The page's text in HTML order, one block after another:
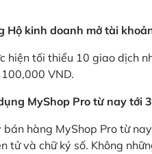
Hộ kinh doanh mở tài
hiện tối thiểu 10 giao dịch
VND.
MyShop Pro từ nay tới
hàng MyShop Pro từ
và chữ ký số. Không